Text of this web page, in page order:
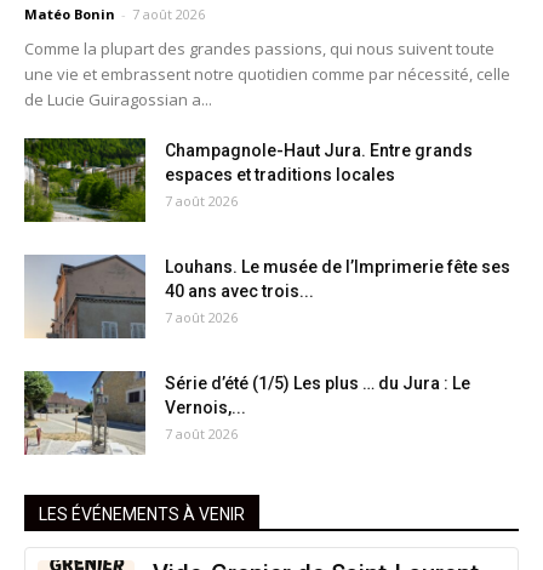
Matéo Bonin - 7 août 2026
Comme la plupart des grandes passions, qui nous suivent toute
une vie et embrassent notre quotidien comme par nécessité, celle
de Lucie Guiragossian a...
Champagnole-Haut Jura. Entre grands
espaces et traditions locales
7 août 2026
Louhans. Le musée de l’Imprimerie fête ses
40 ans avec trois...
7 août 2026
Série d’été (1/5) Les plus … du Jura : Le
Vernois,...
7 août 2026
LES ÉVÉNEMENTS À VENIR